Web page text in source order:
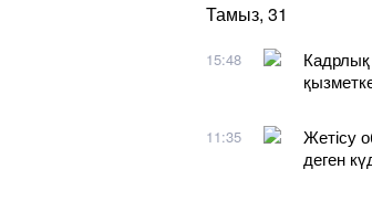
Тамыз, 31
15:48
11:35
Жетісу
деген